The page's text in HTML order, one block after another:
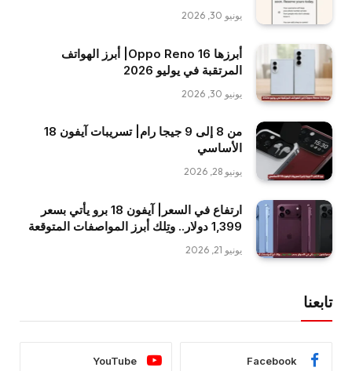
يونيو 30, 2026
أبرزها Oppo Reno 16| أبرز الهواتف
المرتقبة في يوليو 2026
يونيو 30, 2026
من 8 إلى 9 جيجا رام| تسريبات آيفون 18
الأساسي
يونيو 28, 2026
ارتفاع في السعر| آيفون 18 برو يأتي بسعر
1,399 دولار.. وتِلك أبرز المواصفات المتوقعة
يونيو 21, 2026
تابعنا
Facebook
YouTube